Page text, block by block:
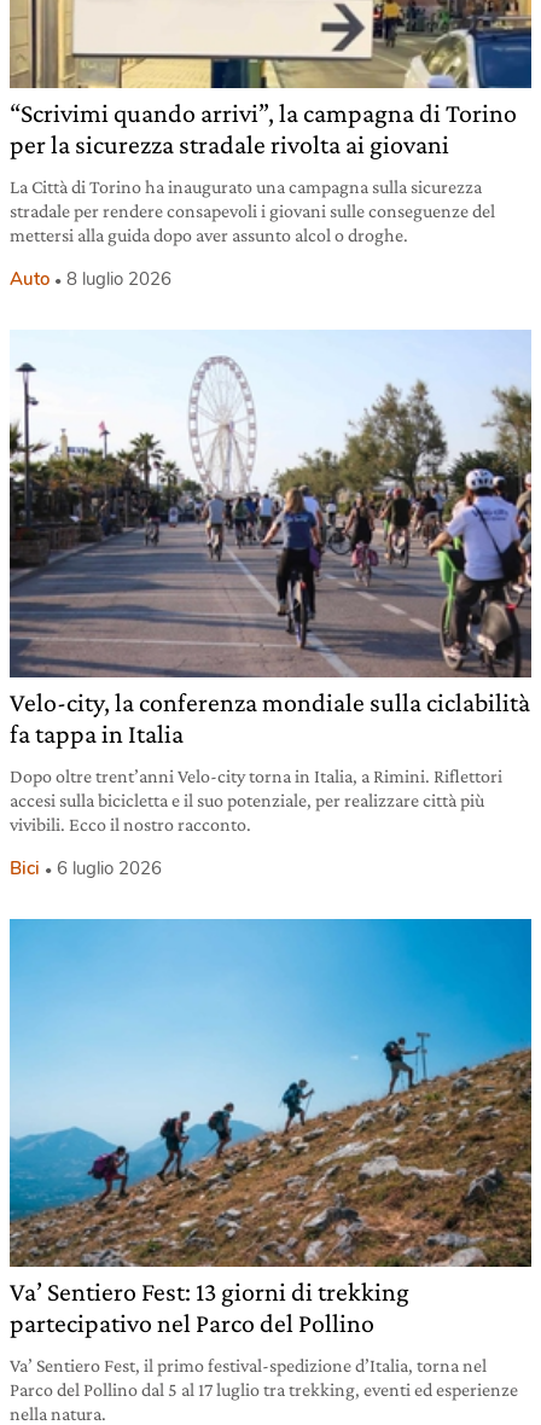
“Scrivimi quando arrivi”, la campagna di Torino
per la sicurezza stradale rivolta ai giovani
La Città di Torino ha inaugurato una campagna sulla sicurezza
stradale per rendere consapevoli i giovani sulle conseguenze del
mettersi alla guida dopo aver assunto alcol o droghe.
Auto 8 luglio 2026
Velo-city, la conferenza mondiale sulla ciclabilità
fa tappa in Italia
Dopo oltre trent’anni Velo-city torna in Italia, a Rimini. Riflettori
accesi sulla bicicletta e il suo potenziale, per realizzare città più
vivibili. Ecco il nostro racconto.
Bici 6 luglio 2026
Va’ Sentiero Fest: 13 giorni di trekking
partecipativo nel Parco del Pollino
Va’ Sentiero Fest, il primo festival-spedizione d’Italia, torna nel
Parco del Pollino dal 5 al 17 luglio tra trekking, eventi ed esperienze
nella natura.